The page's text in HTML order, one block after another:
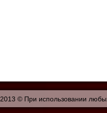
2013 © При использовании